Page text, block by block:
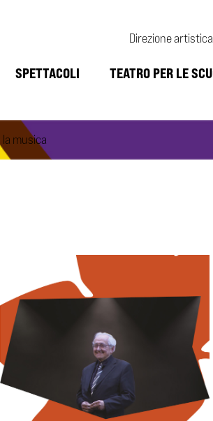
Direzione artistica
SPETTACOLI TEATRO PER LE
musica